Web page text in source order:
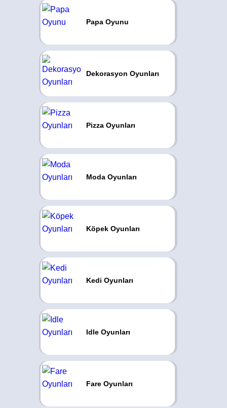
Papa Oyunu
Dekorasyon Oyunları
Pizza Oyunları
Moda Oyunları
Köpek Oyunları
Kedi Oyunları
Idle Oyunları
Fare Oyunları